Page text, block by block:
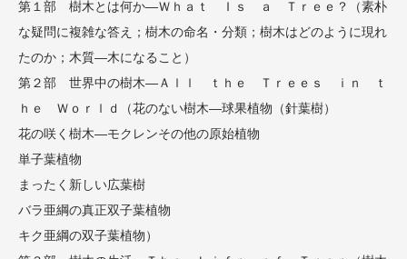
第１部 樹木とは何か―Ｗｈａｔ Ｉｓ ａ Ｔｒｅｅ？（素朴
な疑問に複雑な答え；樹木の命名・分類；樹木はどのように現れ
たのか；木質―木になること）
第２部 世界中の樹木―Ａｌｌ ｔｈｅ Ｔｒｅｅｓ ｉｎ ｔ
ｈｅ Ｗｏｒｌｄ（花のない樹木―球果植物（針葉樹）
花の咲く樹木―モクレンその他の原始植物
単子葉植物
まったく新しい広葉樹
バラ亜綱の真正双子葉植物
キク亜綱の双子葉植物）